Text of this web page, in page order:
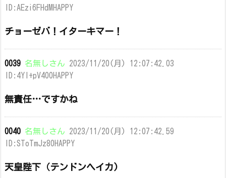
ID:AEzi6FHdMHAPPY
チョーゼバ！イターキマー！
0039 名無しさん 2023/11/20(月) 12:07:42.03
ID:4Yl+pV400HAPPY
無責任…ですかね
0040 名無しさん 2023/11/20(月) 12:07:42.59
ID:SToTmJz80HAPPY
天皇陛下（テンドンヘイカ)